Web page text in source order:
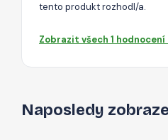
tento produkt rozhodl/a.
Zobrazit všech 1
Naposledy